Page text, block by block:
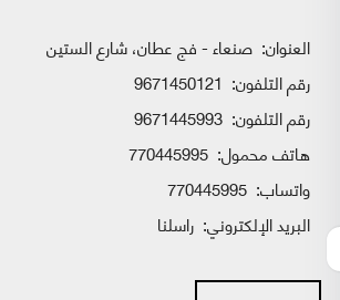
العنوان: صنعاء - فج عطان، شارع الستين
رقم التلفون: 9671450121
رقم التلفون: 9671445993
هاتف محمول: 770445995
واتساب:
البريد الإلكتروني: راسلنا